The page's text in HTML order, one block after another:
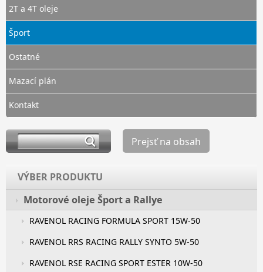
2T a 4T oleje
Šport
Ostatné
Mazací plán
Kontakt
Prejsť na obsah
VÝBER PRODUKTU
Motorové oleje Šport a Rallye
RAVENOL RACING FORMULA SPORT 15W-50
RAVENOL RRS RACING RALLY SYNTO 5W-50
RAVENOL RSE RACING SPORT ESTER 10W-50